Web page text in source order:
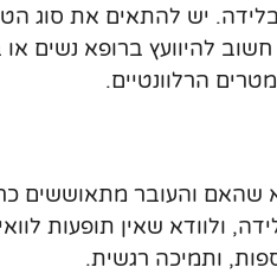
יש להתאים את סוג
להיוועץ ברופא נשים או
הרלוונטיים.
שהאם והעובר מתאוששים
ולוודא שאין תופעות
ותמיכה רגשית.